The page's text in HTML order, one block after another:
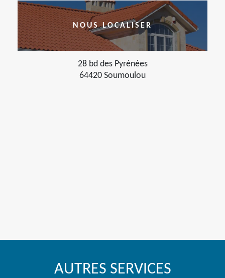
NOUS LOCALISER
28 bd des Pyrénées
64420 Soumoulou
AUTRES SERVICES